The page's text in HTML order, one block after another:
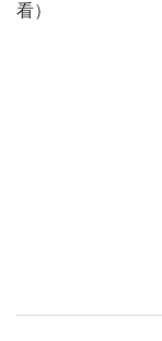
看）